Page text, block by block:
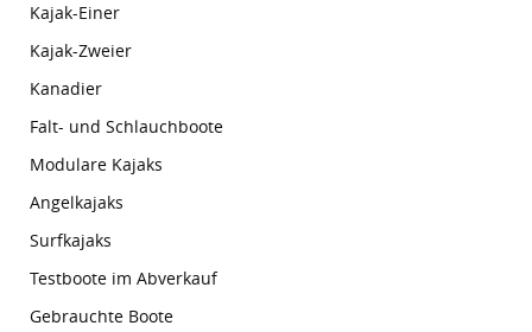
Kajak-Einer
Kajak-Zweier
Kanadier
Falt- und Schlauchboote
Modulare Kajaks
Angelkajaks
Surfkajaks
Testboote im Abverkauf
Gebrauchte Boote